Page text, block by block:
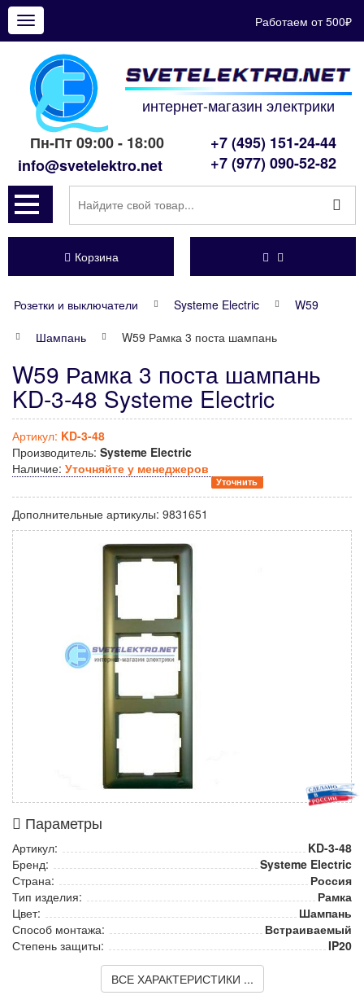
Показать
меню
Работаем от 500₽
интернет-магазин электрики
Пн-Пт 09:00 - 18:00
info@svetelektro.net
+7 (495) 151-24-44
+7 (977) 090-52-82
Корзина
Розетки и выключатели Systeme Electric
W59
Шампань
W59 Рамка 3 поста шампань
W59 Рамка 3 поста шампань
KD-3-48 Systeme Electric
Артикул: KD-3-48
Производитель: Systeme Electric
Наличие: Уточняйте у менеджеров
Уточнить
Дополнительные артикулы: 9831651
Параметры
Артикул:
KD-3-48
Бренд:
Systeme Electric
Страна:
Россия
Тип изделия:
Рамка
Цвет:
Шампань
Способ монтажа:
Встраиваемый
Степень защиты:
IP20
ВСЕ ХАРАКТЕРИСТИКИ ...